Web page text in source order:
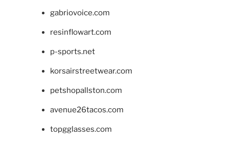
gabriovoice.com
resinflowart.com
p-sports.net
korsairstreetwear.com
petshopallston.com
avenue26tacos.com
topgglasses.com